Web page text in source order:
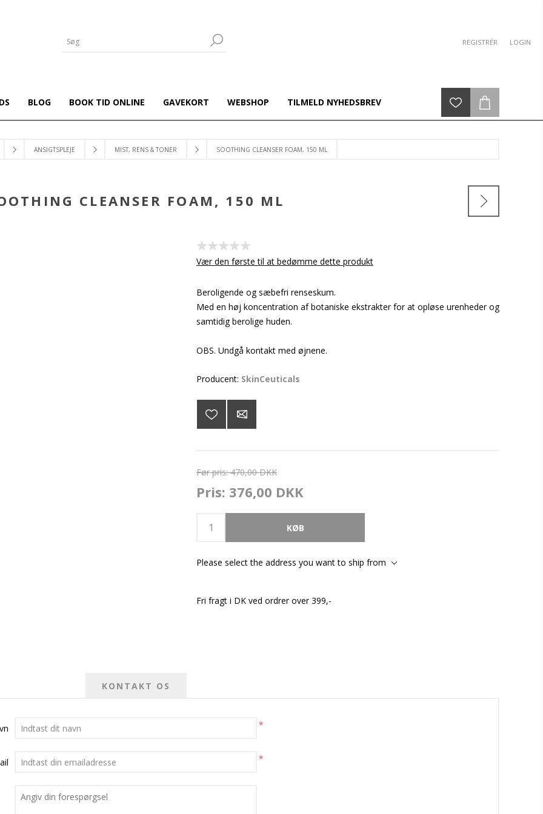
REGISTRÉR LOGIN
BLOG BOOK TID ONLINE GAVEKORT WEBSHOP TILMELD NYHEDSBREV
ANSIGTSPLEJE MIST, RENS & TONER SOOTHING CLEANSER FOAM, 150 ML
CLEANSER FOAM, 150 ML
Vær den første til at bedømme dette produkt
Beroligende og sæbefri renseskum.
Med en høj koncentration af botaniske ekstrakter for at opløse urenheder og
samtidig berolige huden.
OBS. Undgå kontakt med øjnene.
Producent: SkinCeuticals
Før pris: 470,00 DKK
Pris: 376,00 DKK
Please select the address you want to ship from
Fri fragt i DK ved ordrer over 399,-
KONTAKT OS
*
*